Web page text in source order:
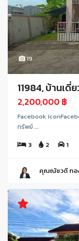
19
11984, บ้านเดี่
2,200,000 ฿
Facebook
ทรัพย์ ...
3
2 1
คุณณัชวดี ทอ